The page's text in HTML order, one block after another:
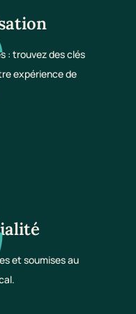
: trouvez des clés
expérience de
et soumises au